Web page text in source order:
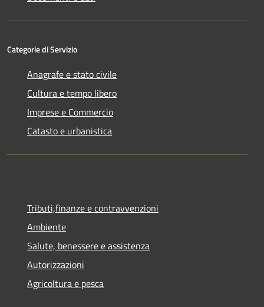
Categorie di Servizio
Anagrafe e stato civile
Cultura e tempo libero
Imprese e Commercio
Catasto e urbanistica
Tributi,finanze e contravvenzioni
Ambiente
Salute, benessere e assistenza
Autorizzazioni
Agricoltura e pesca